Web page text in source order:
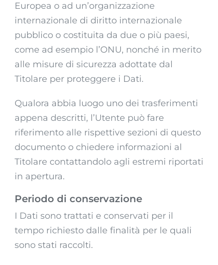
Europea o ad un’organizzazione
internazionale di diritto internazionale
pubblico o costituita da due o più paesi,
come ad esempio l’ONU, nonché in merito
alle misure di sicurezza adottate dal
Titolare per proteggere i Dati.
Qualora abbia luogo uno dei trasferimenti
appena descritti, l’Utente può fare
riferimento alle rispettive sezioni di questo
documento o chiedere informazioni al
Titolare contattandolo agli estremi riportati
in apertura.
Periodo di conservazione
I Dati sono trattati e conservati per il
tempo richiesto dalle finalità per le quali
sono stati raccolti.